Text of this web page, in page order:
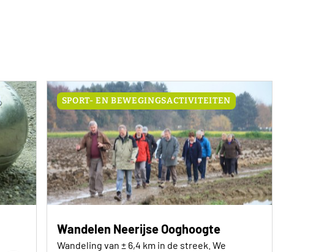
SPORT- EN BEWEGINGSACTIVITEITEN
Wandelen Neerijse Ooghoogte
Wandeling van ± 6,4 km in de streek. We